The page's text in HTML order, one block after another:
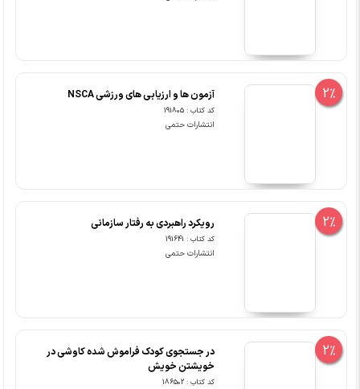
2% آزمون ها و ارزیابی های ورزشی NSCA
کد کتاب : 191805
انتشارات حتمی
2% رویکرد راهبردی به رفتار سازمانی
کد کتاب : 191641
انتشارات حتمی
2%
در جستجوی کودک فراموش شده کاوشی در
خویشتن خویش
کد کتاب : 186502